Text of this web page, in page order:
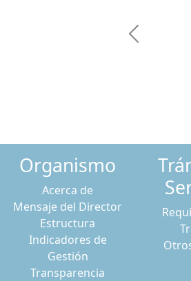
Previous
Organismo
Acerca de
Mensaje del Director
Estructura
Indicadores de
Gestión
Transparencia